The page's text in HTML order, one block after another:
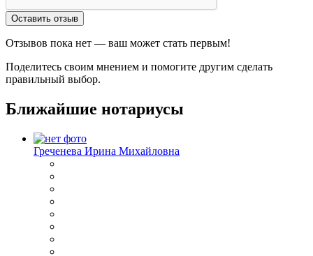
Оставить отзыв
Отзывов пока нет — ваш может стать первым!
Поделитесь своим мнением и помогите другим сделать
правильный выбор.
Ближайшие нотариусы
Греченева Ирина Михайловна